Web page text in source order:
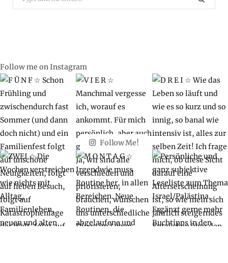
for:
Follow me on Instagram
Follow Me!